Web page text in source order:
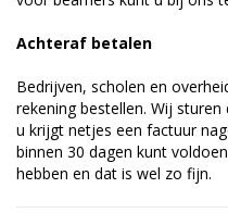
Achteraf betalen
Bedrijven, scholen en
rekening bestellen. Wij
u krijgt netjes een factuur
binnen 30 dagen kunt
hebben en dat is wel zo fijn.